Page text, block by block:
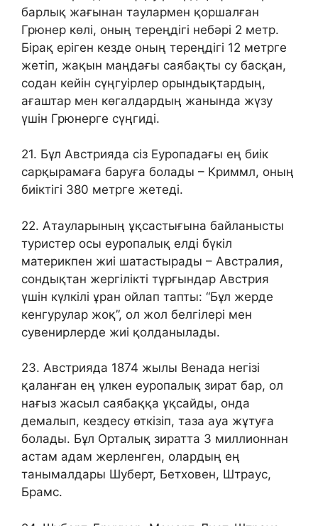
барлық жағынан таулармен қоршалған
Грюнер көлі, оның тереңдігі небәрі 2 метр.
Бірақ еріген кезде оның тереңдігі 12 метрге
жетіп, жақын маңдағы саябақты су басқан,
содан кейін сүңгуірлер орындықтардың,
ағаштар мен көгалдардың жанында жүзу
үшін Грюнерге сүңгиді.
21. Бұл Австрияда сіз Еуропадағы ең биік
сарқырамаға баруға болады – Криммл, оның
биіктігі 380 метрге жетеді.
22. Атауларының ұқсастығына байланысты
туристер осы еуропалық елді бүкіл
материкпен жиі шатастырады – Австралия,
сондықтан жергілікті тұрғындар Австрия
үшін күлкілі ұран ойлап тапты: “Бұл жерде
кенгурулар жоқ”, ол жол белгілері мен
сувенирлерде жиі қолданылады.
23. Австрияда 1874 жылы Венада негізі
қаланған ең үлкен еуропалық зират бар, ол
нағыз жасыл саябаққа ұқсайды, онда
демалып, кездесу өткізіп, таза ауа жұтуға
болады. Бұл Орталық зиратта 3 миллионнан
астам адам жерленген, олардың ең
танымалдары Шуберт, Бетховен, Штраус,
Брамс.